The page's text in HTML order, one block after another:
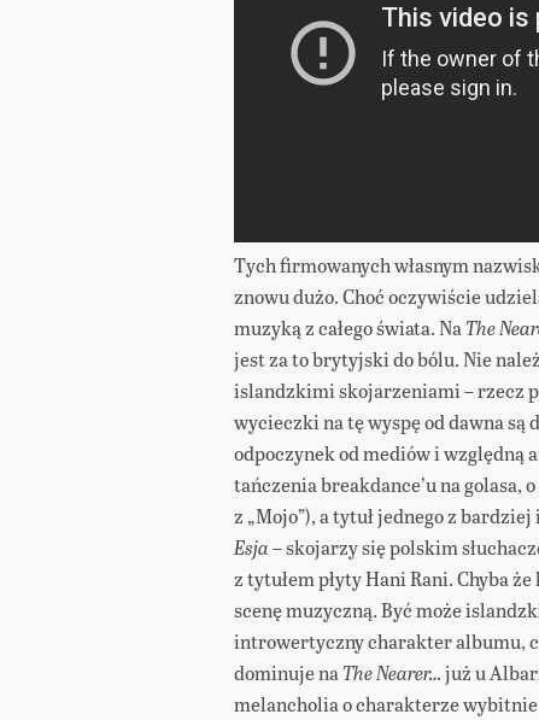
Tych firmowanych własnym
znowu dużo. Choć oczywiście
muzyką z całego świata. NaThe
jest za to brytyjski do bólu. Nie
islandzkimi skojarzeniami – rzecz
wycieczki na tę wyspę od dawna
odpoczynek od mediów i względną
tańczenia breakdance’u na
z „Mojo”), a tytuł jednego z
Esja– skojarzy się polskim
z tytułem płyty Hani Rani. Chyba
scenę muzyczną. Być może
introwertyczny charakter albumu,
dominuje naThe Nearer…już u
melancholia o charakterze